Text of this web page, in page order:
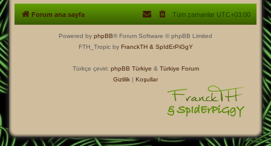
Forum ana sayfa Tüm zamanlar UTC+03:00
Powered by phpBB® Forum Software © phpBB Limited
FTH_Tropic by FranckTH & SpIdErPiGgY
Türkçe çeviri: phpBB Türkiye & Türkiye Forum
Gizlilik | Koşullar